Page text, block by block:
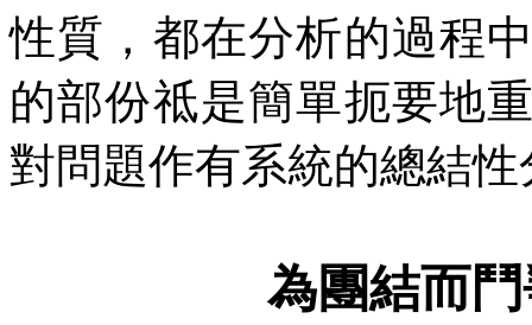
性質，都在分析的過程
的部份祗是簡單扼要地
對問題作有系統的總結性
為團結而